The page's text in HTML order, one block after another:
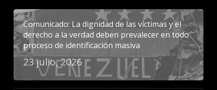
Comunicado: La dignidad de las víctimas y el
derecho a la verdad deben prevalecer en todo
proceso de identificación masiva
23 julio, 2026